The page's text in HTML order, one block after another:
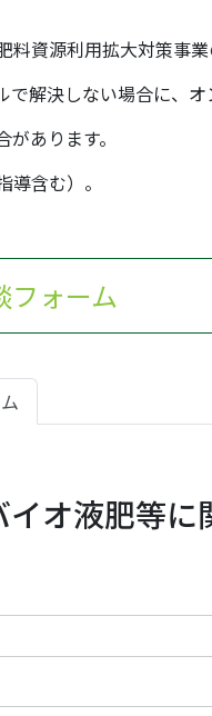
資源利用拡大対策事
解決しない場合に、
あります。
含む）。
フォーム
イオ液肥等に